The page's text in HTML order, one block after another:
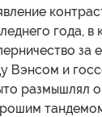
года, в
за
Вэнсом и
размышлял о